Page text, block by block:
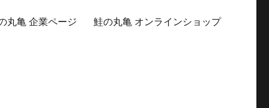
丸亀 企業ページ 鮭の丸亀 オンラインショップ